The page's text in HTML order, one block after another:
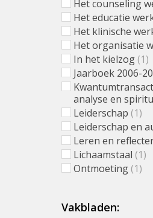
Het counseling
Het educatie
Het klinische
Het organisatie
In het kielzog (1)
Jaarboek 2006-
analyse en
Leiderschap (1)
Leiderschap en
Leren en
Lichaamstaal (1)
Ontmoeting (1)
Vakbladen: